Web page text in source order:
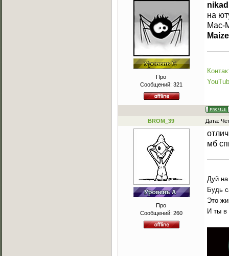
Про
Сообщений: 321
на
Mac-
BROM_39 Дата:
Про
Сообщений: 260
мб
Дуй
Будь
Это
И ты в